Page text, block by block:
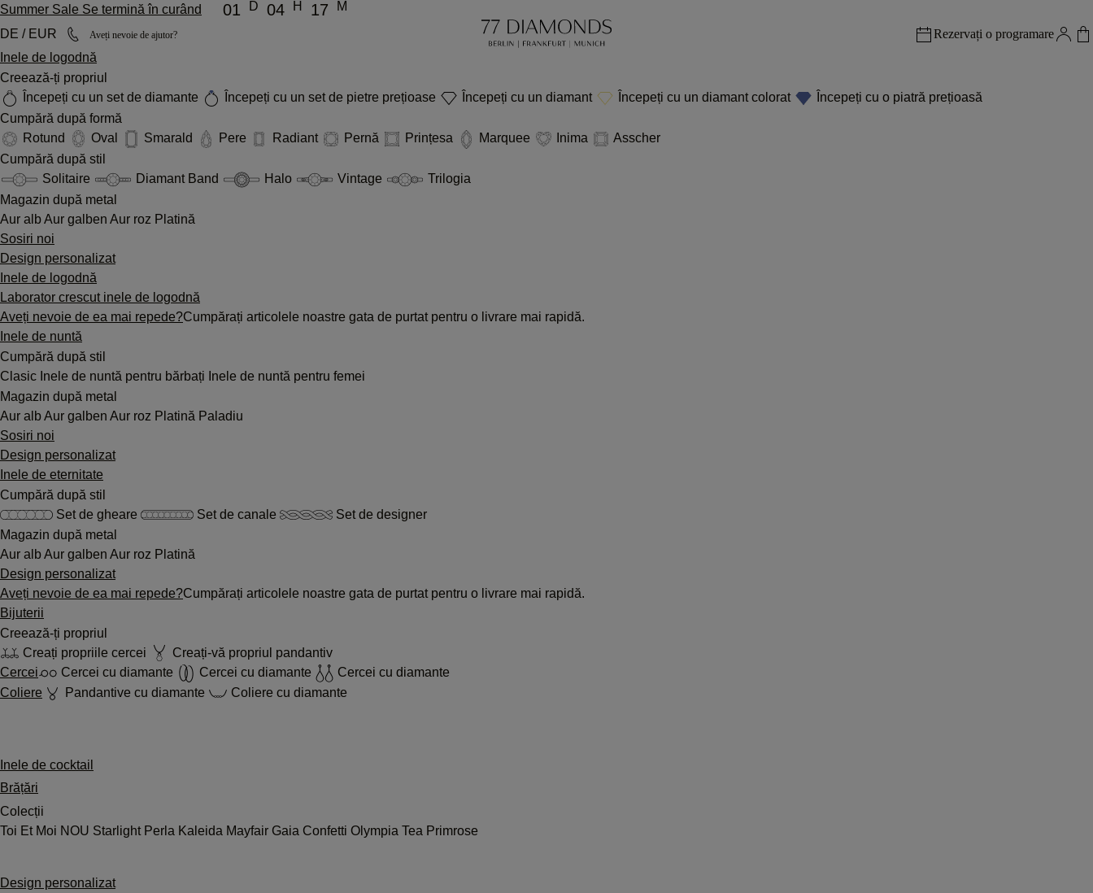
Summer Sale Se termină în curând 01 D 04 H 17
M
DE / EUR
Aveți nevoie de ajutor?
Rezervați o programare
Inele de logodnă
Creează-ți propriul
Începeți cu un set de diamante
Începeți cu un set de pietre prețioase Începeți cu un diamant Începeți cu un diamant colorat
Începeți cu o piatră prețioasă
Cumpără după formă
Rotund
Oval Smarald Pere Radiant Pernă Prințesa Marquee Inima
Asscher
Cumpără după stil
Solitaire
Diamant Band Halo Vintage
Trilogia
Magazin după metal
Aur albAur galben Aur roz Platină
Sosiri noi
Design personalizat
Inele de logodnă
Laborator crescut inele de logodnă
Aveți nevoie de ea mai repede?Cumpărați articolele noastre gata de purtat pentru o livrare mai rapidă.
Inele de nuntă
Cumpără după stil
Clasic Inele de nuntă pentru bărbați Inele de nuntă pentru femei
Magazin după metal
Aur albAur galben Aur roz Platină Paladiu
Sosiri noi
Design personalizat
Inele de eternitate
Cumpără după stil
Set de gheare
Set de canale
Set de designer
Magazin după metal
Aur albAur galben Aur roz Platină
Design personalizat
Aveți nevoie de ea mai repede?Cumpărați articolele noastre gata de purtat pentru o livrare mai rapidă.
Bijuterii
Creează-ți propriul
Creați propriile cercei
Creați-vă propriul pandantiv
Cercei
Cercei cu diamante Cercei cu diamante
Cercei cu diamante
Coliere
Pandantive cu diamante Coliere cu diamante
Inele de cocktail
Brățări
Colecții
Toi Et Moi NOU Starlight Perla Kaleida Mayfair Gaia Confetti Olympia Tea Primrose
Design personalizat